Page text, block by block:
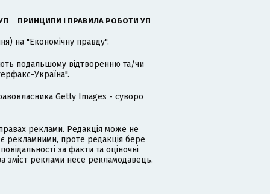
ПРИНЦИПИ І ПРАВИЛА РОБОТИ УП
на "Економічну правду".
подальшому відтворенню та/чи
Україна".
Getty Images - суворо
реклами. Редакція може не
рекламними, проте редакція бере
за факти та оціночні
зміст реклами несе рекламодавець.